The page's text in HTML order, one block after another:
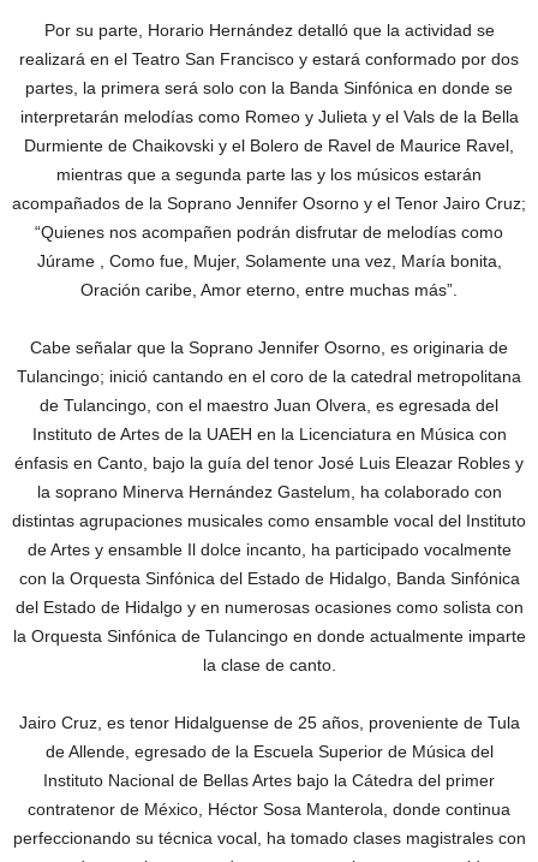
Por su parte, Horario Hernández detalló que la actividad se
realizará en el Teatro San Francisco y estará conformado por dos
partes, la primera será solo con la Banda Sinfónica en donde se
interpretarán melodías como Romeo y Julieta y el Vals de la Bella
Durmiente de Chaikovski y el Bolero de Ravel de Maurice Ravel,
mientras que a segunda parte las y los músicos estarán
acompañados de la Soprano Jennifer Osorno y el Tenor Jairo Cruz;
“Quienes nos acompañen podrán disfrutar de melodías como
Júrame , Como fue, Mujer, Solamente una vez, María bonita,
Oración caribe, Amor eterno, entre muchas más”.
Cabe señalar que la Soprano Jennifer Osorno, es originaria de
Tulancingo; inició cantando en el coro de la catedral metropolitana
de Tulancingo, con el maestro Juan Olvera, es egresada del
Instituto de Artes de la UAEH en la Licenciatura en Música con
énfasis en Canto, bajo la guía del tenor José Luis Eleazar Robles y
la soprano Minerva Hernández Gastelum, ha colaborado con
distintas agrupaciones musicales como ensamble vocal del Instituto
de Artes y ensamble Il dolce incanto, ha participado vocalmente
con la Orquesta Sinfónica del Estado de Hidalgo, Banda Sinfónica
del Estado de Hidalgo y en numerosas ocasiones como solista con
la Orquesta Sinfónica de Tulancingo en donde actualmente imparte
la clase de canto.
Jairo Cruz, es tenor Hidalguense de 25 años, proveniente de Tula
de Allende, egresado de la Escuela Superior de Música del
Instituto Nacional de Bellas Artes bajo la Cátedra del primer
contratenor de México, Héctor Sosa Manterola, donde continua
perfeccionando su técnica vocal, ha tomado clases magistrales con